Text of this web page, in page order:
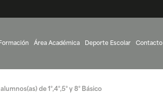
Área Académica Deporte Escolar Contacto
de 1°,4°,5° y 8° Básico